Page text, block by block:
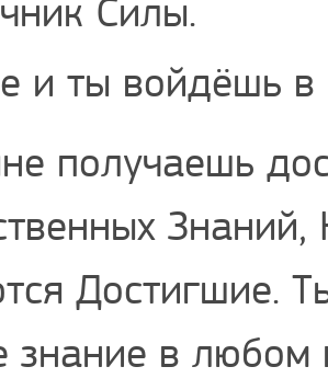
Силы.
и ты войдёшь в
получаешь
Знаний,
Достигшие.
знание в любом